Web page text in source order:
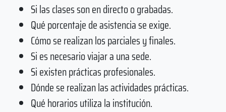
Si las clases son en directo o grabadas.
Qué porcentaje de asistencia se exige.
Cómo se realizan los parciales y finales.
Si es necesario viajar a una sede.
Si existen prácticas profesionales.
Dónde se realizan las actividades prácticas.
Qué horarios utiliza la institución.